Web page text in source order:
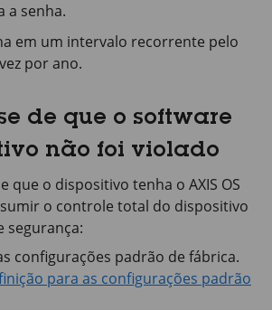
a senha.
em um intervalo recorrente pelo
por ano.
de que o software
não foi violado
que o dispositivo tenha o AXIS OS
o controle total do dispositivo
segurança:
configurações padrão de fábrica.
para as configurações padrão